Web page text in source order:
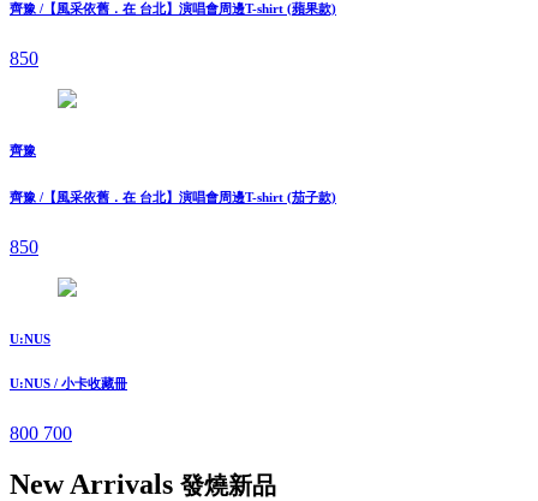
齊豫 /【風采依舊．在 台北】演唱會周邊T-shirt (蘋果款)
850
齊豫
齊豫 /【風采依舊．在 台北】演唱會周邊T-shirt (茄子款)
850
U:NUS
U:NUS / 小卡收藏冊
800 700
New Arrivals 發燒新品